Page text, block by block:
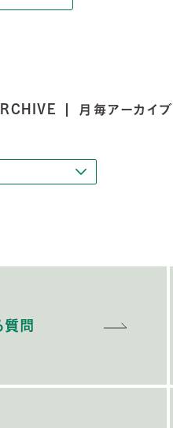
月毎アーカイブ
質問